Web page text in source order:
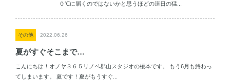
０℃に届くのではないかと思うほどの連日の猛...
その他 2022.06.26
夏がすぐそこまで…
こんにちは！オノヤ３６５リノベ郡山スタジオの榎本です。 もう6月も終わっ
てしまいます。 夏です！夏がもうすぐ...